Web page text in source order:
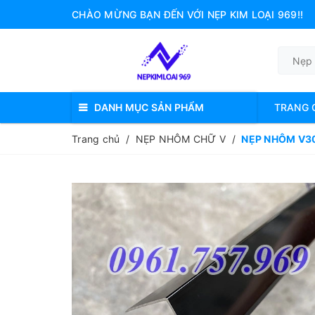
CHÀO MỪNG BẠN ĐẾN VỚI NẸP KIM LOẠI 969!!
DANH MỤC SẢN PHẨM TRANG
Trang chủ / NẸP NHÔM CHỮ V / NẸP NHÔM